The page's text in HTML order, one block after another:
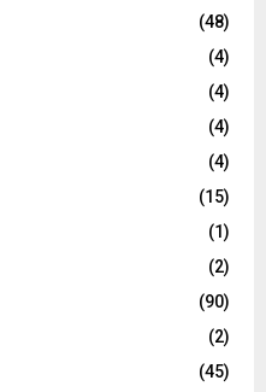
(48)
(4)
(4)
(4)
(4)
(15)
(1)
(2)
(90)
(2)
(45)